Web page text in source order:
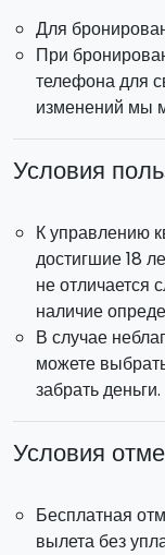
Для
При
телефона для
изменений мы
Условия
К управлению
достигшие 18
не отличается
наличие
В случае
можете
забрать деньги.
Условия
Бесплатная
вылета без